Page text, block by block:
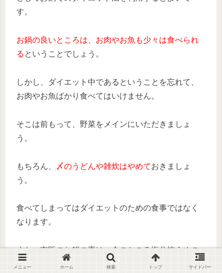
す。
お鍋の良いところは、お肉やお魚も少々は食べられ
る ということでしょう。
しかし、ダイエット中であるということを忘れて、
お肉やお魚ばかり食べてはいけません。
そこは前もって、野菜をメインにいただきましょ
う。
もちろん、 〆のうどんや雑炊はやめておきましょ
う。
食べてしまってはダイエットのための食事ではなく
なります。
また、市販のお鍋の素は、今のところ塩分控えめの
ものが少ないです。
メニュー ホーム 検索 トップ サイドバー